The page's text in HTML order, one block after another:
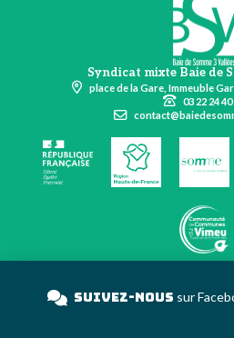
Syndicat mixte Baie de
place de la Gare, Immeuble
03 22 24 40
Suivez-noussur Face